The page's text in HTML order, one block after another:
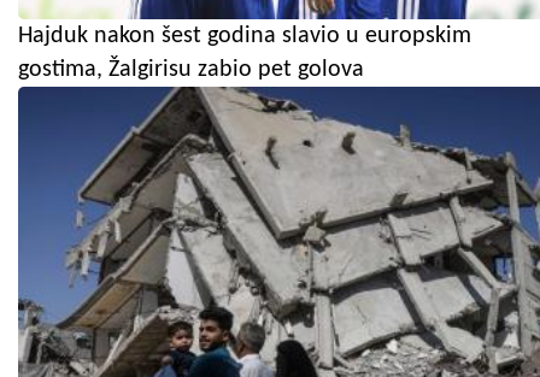
Hajduk nakon šest godina slavio u europskim
gostima, Žalgirisu zabio pet golova